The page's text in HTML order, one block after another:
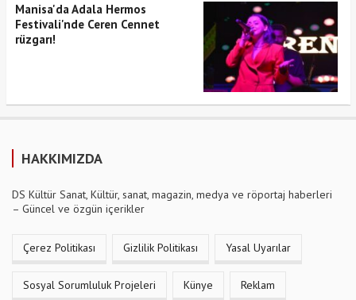
Manisa'da Adala Hermos
Festivali'nde Ceren Cennet
rüzgarı!
HAKKIMIZDA
DS Kültür Sanat, Kültür, sanat, magazin, medya ve röportaj haberleri
– Güncel ve özgün içerikler
Çerez Politikası Gizlilik Politikası Yasal Uyarılar
Sosyal Sorumluluk Projeleri Künye Reklam